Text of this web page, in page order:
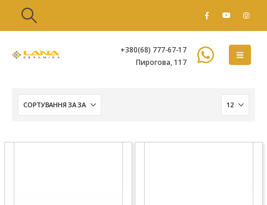
+380(68) 777-67-17
Пирогова, 117